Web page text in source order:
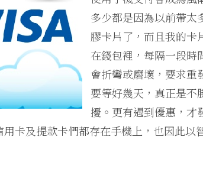
多少都是因為以前帶太
膠卡片了，而且我的卡
在錢包裡，每隔一段時
會折彎或磨壞，要求重
要等好幾天，真正是不
擾。更有遇到優惠，才
卡及提款卡們都存在手機上，也因此以